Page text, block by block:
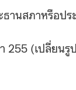
านสภาหรือปร
255 (เปลี่ยน